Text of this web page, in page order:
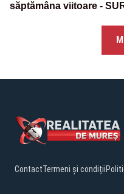
săptămâna viitoare -
ContactTermeni și condiții